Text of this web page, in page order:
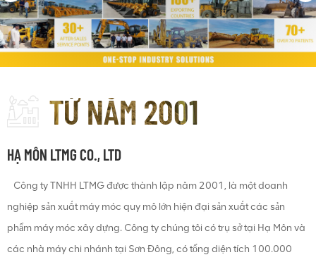
TỪ NĂM 2001
HẠ MÔN LTMG CO., LTD
Công ty TNHH LTMG được thành lập năm 2001, là một doanh
nghiệp sản xuất máy móc quy mô lớn hiện đại sản xuất các sản
phẩm máy móc xây dựng. Công ty chúng tôi có trụ sở tại Hạ Môn và
các nhà máy chi nhánh tại Sơn Đông, có tổng diện tích 100.000